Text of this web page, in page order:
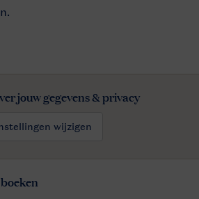
jouw gegevens & privacy
wijzigen